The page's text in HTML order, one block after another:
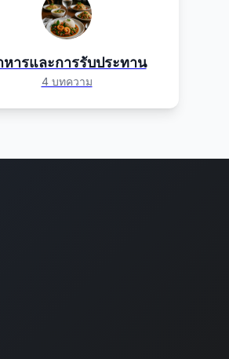
หารและการรับประทาน
4 บทความ